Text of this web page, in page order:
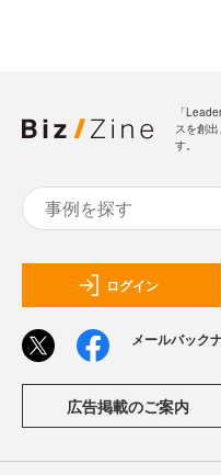
「
スを創
す。
ログイン
メールバック
広告掲載のご案内